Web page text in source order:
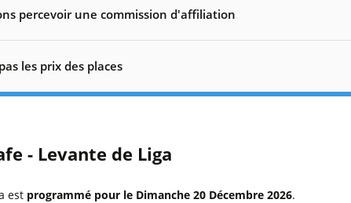
percevoir une commission d'affiliation
les prix des places
- Levante de Liga
est programmé pour le Dimanche 20 Décembre 2026.